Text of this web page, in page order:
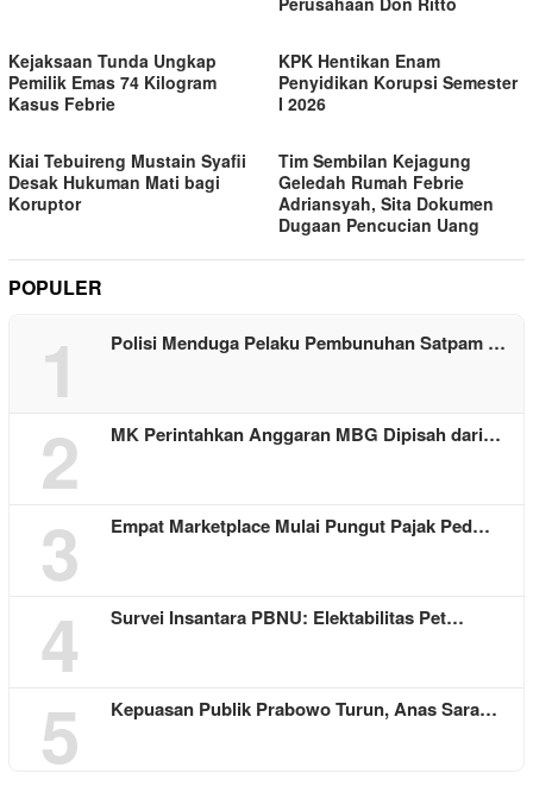
Kejaksaan Tunda Ungkap
Pemilik Emas 74 Kilogram
Kasus Febrie
KPK Hentikan Enam
Penyidikan Korupsi Semester
I 2026
Kiai Tebuireng Mustain Syafii
Desak Hukuman Mati bagi
Koruptor
Tim Sembilan Kejagung
Geledah Rumah Febrie
Adriansyah, Sita Dokumen
Dugaan Pencucian Uang
POPULER
1 Polisi Menduga Pelaku Pembunuhan Satpam …
2 MK Perintahkan Anggaran MBG Dipisah dari…
3 Empat Marketplace Mulai Pungut Pajak Ped…
4 Survei Insantara PBNU: Elektabilitas Pet…
5 Kepuasan Publik Prabowo Turun, Anas Sara…